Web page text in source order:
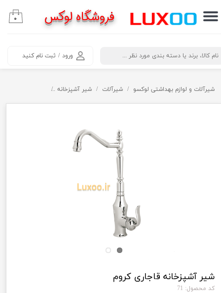
​جستجو ورود / ثبت نام کنید
حساب کاربری من
خروج از حساب کاربری
۰ فروشگاه لوکس
شیرآلات و لوازم بهداشتی لوکسو شیرآلات شیر آشپزخانه
شیر آشپزخانه قاجاری کروم
کد محصول: 71